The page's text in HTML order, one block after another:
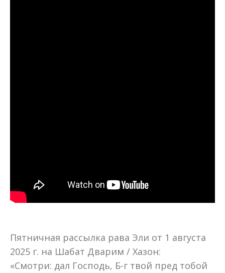
Пятничная рассылка рава Эли от 1 августа
2025 г. на Шабат Дварим / Хазон:
«Смотри: дал Господь, Б-г твой пред тобой